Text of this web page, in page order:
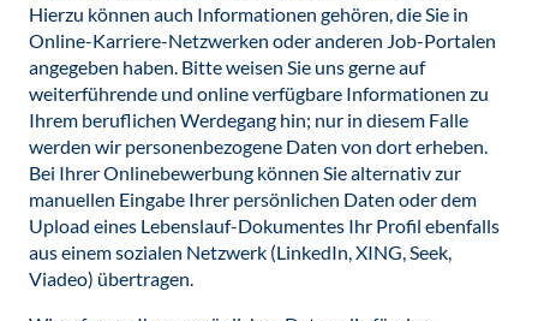
Hierzu können auch Informationen gehören, die Sie in
Online-Karriere-Netzwerken oder anderen Job-Portalen
angegeben haben. Bitte weisen Sie uns gerne auf
weiterführende und online verfügbare Informationen zu
Ihrem beruflichen Werdegang hin; nur in diesem Falle
werden wir personenbezogene Daten von dort erheben.
Bei Ihrer Onlinebewerbung können Sie alternativ zur
manuellen Eingabe Ihrer persönlichen Daten oder dem
Upload eines Lebenslauf-Dokumentes Ihr Profil ebenfalls
aus einem sozialen Netzwerk (LinkedIn, XING, Seek,
Viadeo) übertragen.